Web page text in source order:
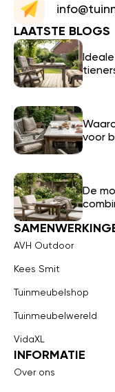
LAATSTE BLOGS
voor
De
AVH Outdoor
Kees Smit
Tuinmeubelshop
Tuinmeubelwereld
VidaXL
INFORMATIE
Over ons